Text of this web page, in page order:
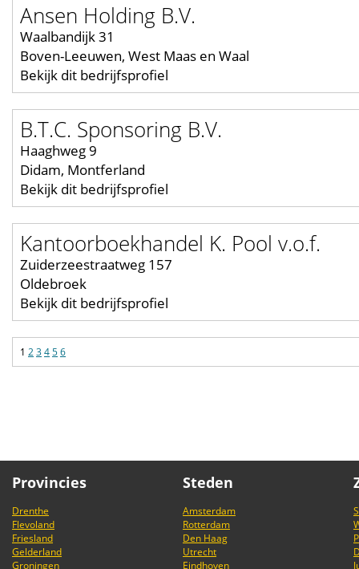
Ansen Holding B.V.
Waalbandijk 31
Boven-Leeuwen, West Maas en Waal
Bekijk dit bedrijfsprofiel
B.T.C. Sponsoring B.V.
Haaghweg 9
Didam, Montferland
Bekijk dit bedrijfsprofiel
Kantoorboekhandel K. Pool v.o.f.
Zuiderzeestraatweg 157
Oldebroek
Bekijk dit bedrijfsprofiel
1 23456
Provincies
Drenthe
Flevoland
Friesland
Gelderland
Groningen
Steden
Amsterdam
Rotterdam
Den Haag
Utrecht
Eindhoven